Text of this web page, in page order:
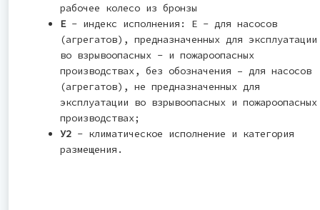
рабочее колесо из бронзы
Е- индекс исполнения: Е - для насосов
(агрегатов), предназначенных для эксплуатации
во взрывоопасных - и пожароопасных
производствах, без обозначения – для насосов
(агрегатов), не предназначенных для
эксплуатации во взрывоопасных и пожароопасных
производствах;
У2 - климатическое исполнение и категория
размещения.